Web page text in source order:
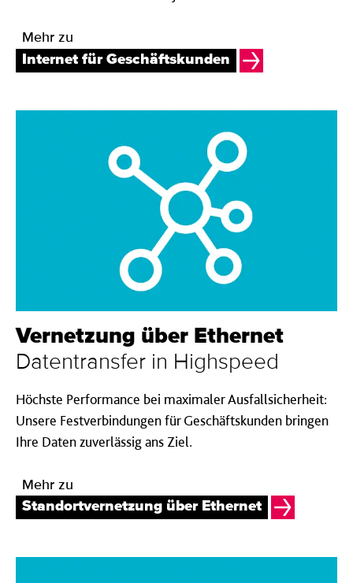
Mehr zu
Internet für Geschäftskunden
Vernetzung über Ether­net
Datentransfer in Highspeed
Höchste Performance bei maximaler Ausfallsicherheit:
Unsere Festverbindungen für Geschäftskunden bringen
Ihre Daten zuverlässig ans Ziel.
Mehr zu
Standortvernetzung über Ethernet